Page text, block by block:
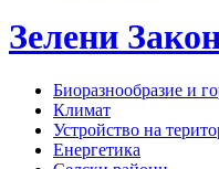
Зелени
Биоразнообразие и
Климат
Устройство на
Енергетика